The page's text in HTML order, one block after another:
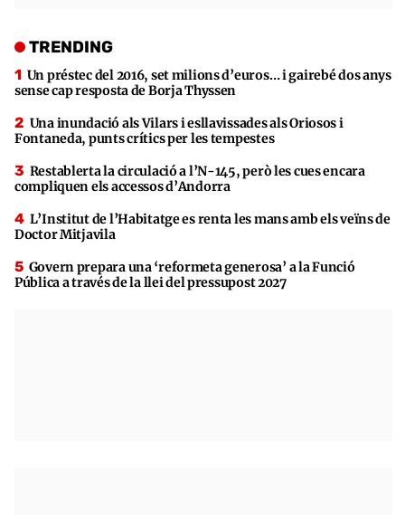
TRENDING
Un préstec del 2016, set milions d’euros… i gairebé dos anys
sense cap resposta de Borja Thyssen
Una inundació als Vilars i esllavissades als Oriosos i
Fontaneda, punts crítics per les tempestes
Restablerta la circulació a l’N-145, però les cues encara
compliquen els accessos d’Andorra
L’Institut de l’Habitatge es renta les mans amb els veïns de
Doctor Mitjavila
Govern prepara una ‘reformeta generosa’ a la Funció
Pública a través de la llei del pressupost 2027